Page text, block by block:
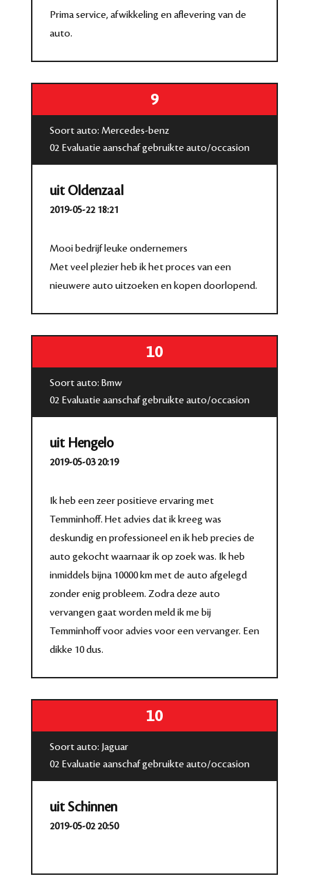
Prima service, afwikkeling en aflevering van de
auto.
9
Soort auto: Mercedes-benz
02 Evaluatie aanschaf gebruikte auto/occasion
uit Oldenzaal
2019-05-22 18:21
Mooi bedrijf leuke ondernemers
Met veel plezier heb ik het proces van een
nieuwere auto uitzoeken en kopen doorlopend.
10
Soort auto: Bmw
02 Evaluatie aanschaf gebruikte auto/occasion
uit Hengelo
2019-05-03 20:19
Ik heb een zeer positieve ervaring met
Temminhoff. Het advies dat ik kreeg was
deskundig en professioneel en ik heb precies de
auto gekocht waarnaar ik op zoek was. Ik heb
inmiddels bijna 10000 km met de auto afgelegd
zonder enig probleem. Zodra deze auto
vervangen gaat worden meld ik me bij
Temminhoff voor advies voor een vervanger. Een
dikke 10 dus.
10
Soort auto: Jaguar
02 Evaluatie aanschaf gebruikte auto/occasion
uit Schinnen
2019-05-02 20:50